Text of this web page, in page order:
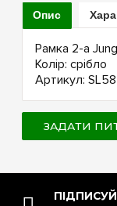
Опис
Рамка 2-а
Колір: срібло
Артикул:
ЗАДАТИ